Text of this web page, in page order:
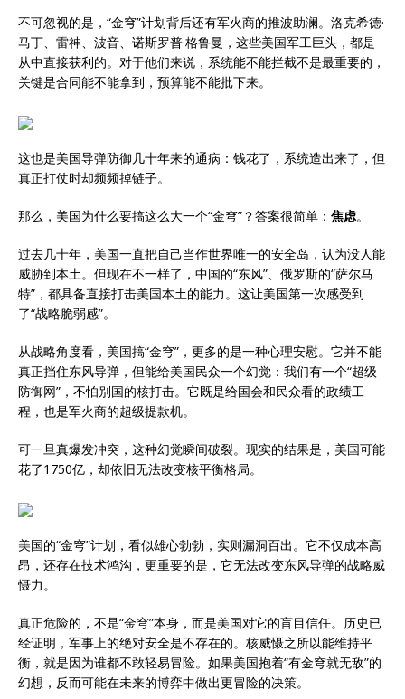
不可忽视的是，“金穹”计划背后还有军火商的推波助澜。洛克希德·
马丁、雷神、波音、诺斯罗普·格鲁曼，这些美国军工巨头，都是
从中直接获利的。对于他们来说，系统能不能拦截不是最重要的，
关键是合同能不能拿到，预算能不能批下来。
这也是美国导弹防御几十年来的通病：钱花了，系统造出来了，但
真正打仗时却频频掉链子。
那么，美国为什么要搞这么大一个“金穹”？答案很简单： 焦虑。
过去几十年，美国一直把自己当作世界唯一的安全岛，认为没人能
威胁到本土。但现在不一样了，中国的“东风”、俄罗斯的“萨尔马
特”，都具备直接打击美国本土的能力。这让美国第一次感受到
了“战略脆弱感”。
从战略角度看，美国搞“金穹”，更多的是一种心理安慰。它并不能
真正挡住东风导弹，但能给美国民众一个幻觉：我们有一个“超级
防御网”，不怕别国的核打击。它既是给国会和民众看的政绩工
程，也是军火商的超级提款机。
可一旦真爆发冲突，这种幻觉瞬间破裂。现实的结果是，美国可能
花了1750亿，却依旧无法改变核平衡格局。
美国的“金穹”计划，看似雄心勃勃，实则漏洞百出。它不仅成本高
昂，还存在技术鸿沟，更重要的是，它无法改变东风导弹的战略威
慑力。
真正危险的，不是“金穹”本身，而是美国对它的盲目信任。历史已
经证明，军事上的绝对安全是不存在的。核威慑之所以能维持平
衡，就是因为谁都不敢轻易冒险。如果美国抱着“有金穹就无敌”的
幻想，反而可能在未来的博弈中做出更冒险的决策。